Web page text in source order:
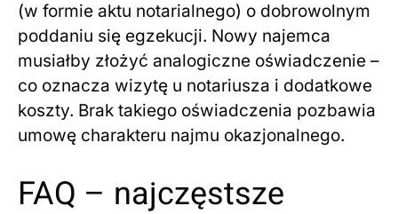
(w formie aktu notarialnego) o dobrowolnym
poddaniu się egzekucji. Nowy najemca
musiałby złożyć analogiczne oświadczenie –
co oznacza wizytę u notariusza i dodatkowe
koszty. Brak takiego oświadczenia pozbawia
umowę charakteru najmu okazjonalnego.
FAQ – najczęstsze